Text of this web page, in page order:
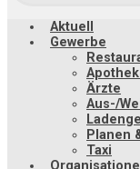
Aktuell
Gewerbe
Ärzte
Aus-/
Planen
Taxi